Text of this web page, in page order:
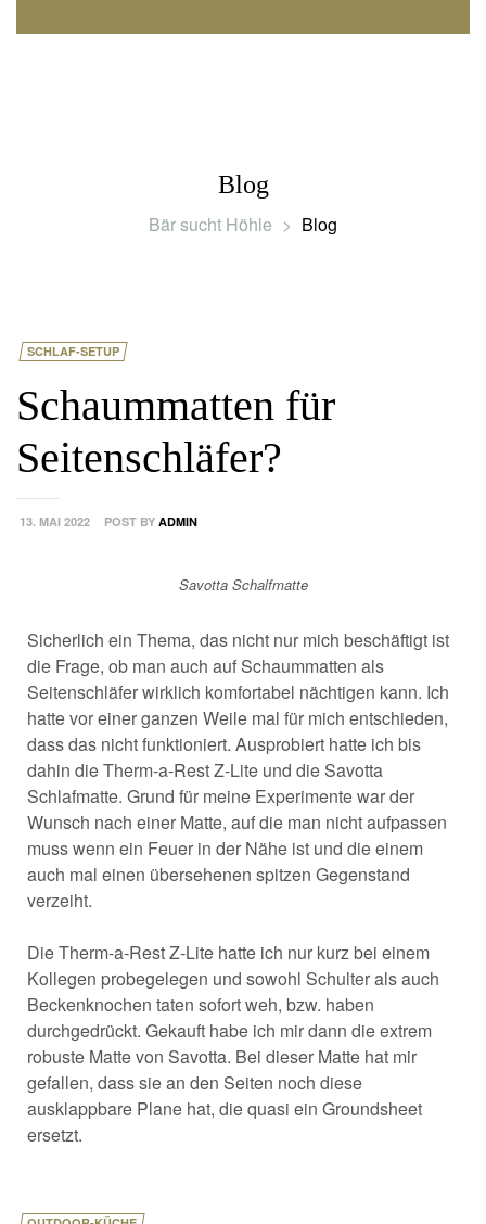
Blog
Bär sucht Höhle > Blog
SCHLAF-SETUP
13. MAI 2022 POST BY ADMIN
Schaummatten für
Seitenschläfer?
Savotta Schalfmatte
Sicherlich ein Thema, das nicht nur mich beschäftigt ist
die Frage, ob man auch auf Schaummatten als
Seitenschläfer wirklich komfortabel nächtigen kann. Ich
hatte vor einer ganzen Weile mal für mich entschieden,
dass das nicht funktioniert. Ausprobiert hatte ich bis
dahin die Therm-a-Rest Z-Lite und die Savotta
Schlafmatte. Grund für meine Experimente war der
Wunsch nach einer Matte, auf die man nicht aufpassen
muss wenn ein Feuer in der Nähe ist und die einem
auch mal einen übersehenen spitzen Gegenstand
verzeiht.
DieTherm-a-Rest Z-Lite hatte ich nur kurz bei einem
Kollegen probegelegen und sowohl Schulter als auch
Beckenknochen taten sofort weh, bzw. haben
durchgedrückt. Gekauft habe ich mir dann die extrem
robuste Matte von Savotta. Bei dieser Matte hat mir
gefallen, dass sie an den Seiten noch diese
ausklappbare Plane hat, die quasi ein Groundsheet
ersetzt.